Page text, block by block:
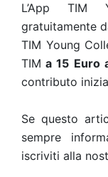
L’App TIM
gratuitamente
TIM Young
TIM a 15 Euro
contributo
Se questo
sempre
iscriviti alla